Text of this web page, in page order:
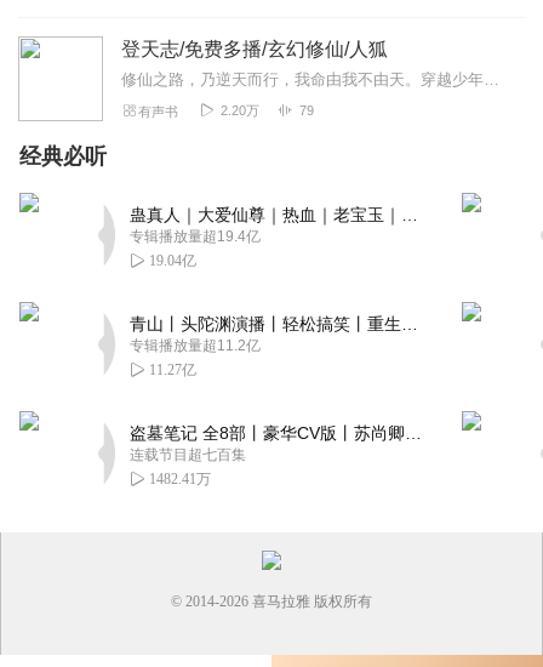
登天志/免费多播/玄幻修仙/人狐
修仙之路，乃逆天而行，我命由我不由天。穿越少年，身世之谜，人工造就天灵根，草根崛起，步步为营，人狐发展壮大史。逐渐揭开层层悬疑，展现恢弘大场面。我欲登天，阻我...
有声书 2.20万 79
经典必听
专辑播放量超19.4亿
19.04亿
专辑播放量超11.2亿
11.27亿
连载节目超七百集
1482.41万
© 2014-2026 喜马拉雅 版权所有